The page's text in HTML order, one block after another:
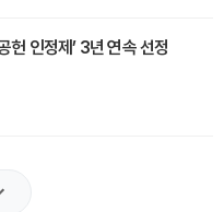
헌 인정제’ 3년 연속 선정